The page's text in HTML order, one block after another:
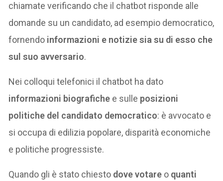
chiamate verificando che il chatbot risponde alle
domande su un candidato, ad esempio democratico,
fornendo informazioni e notizie sia su di esso che
sul suo avversario.
Nei colloqui telefonici il chatbot ha dato
informazioni biografiche e sulle posizioni
politiche del candidato democratico: è avvocato e
si occupa di edilizia popolare, disparità economiche
e politiche progressiste.
Quando gli è stato chiesto dove votare o quanti